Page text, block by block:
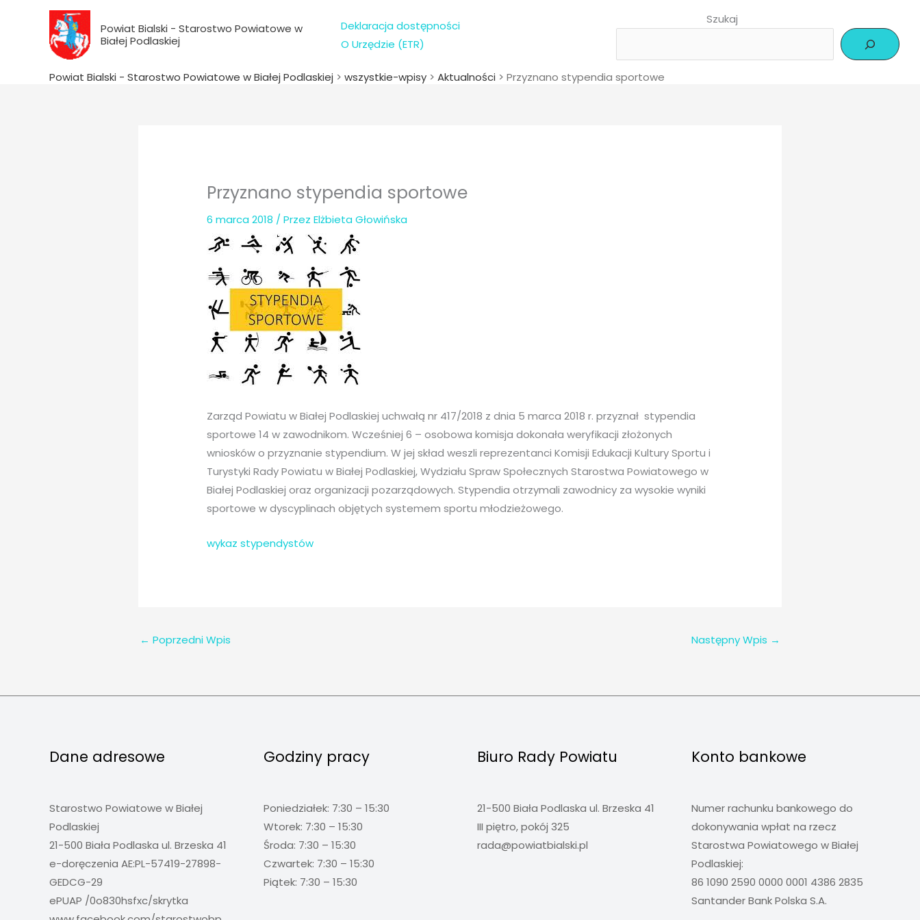
Powiat Bialski - Starostwo Powiatowe w
Białej Podlaskiej
Deklaracja dostępności
O Urzędzie (ETR)
Szukaj
Powiat Bialski - Starostwo Powiatowe w Białej Podlaskiej > wszystkie-wpisy > Aktualności > Przyznano stypendia sportowe
Przyznano stypendia sportowe
6 marca 2018 / PrzezElżbieta Głowińska
Zarząd Powiatu w Białej Podlaskiej uchwałą nr 417/2018 z dnia 5 marca 2018 r. przyznał stypendia
sportowe 14 w zawodnikom. Wcześniej 6 – osobowa komisja dokonała weryfikacji złożonych
wniosków o przyznanie stypendium. W jej skład weszli reprezentanci Komisji Edukacji Kultury Sportu i
Turystyki Rady Powiatu w Białej Podlaskiej, Wydziału Spraw Społecznych Starostwa Powiatowego w
Białej Podlaskiej oraz organizacji pozarządowych. Stypendia otrzymali zawodnicy za wysokie wyniki
sportowe w dyscyplinach objętych systemem sportu młodzieżowego.
wykaz stypendystów
← Poprzedni Wpis Następny Wpis →
Dane adresowe
Starostwo Powiatowe w Białej
Podlaskiej
21-500 Biała Podlaska ul. Brzeska 41
e-doręczenia AE:PL-57419-27898-
GEDCG-29
ePUAP /0o830hsfxc/skrytka
Godziny pracy
Poniedziałek: 7:30 – 15:30
Wtorek: 7:30 – 15:30
Środa: 7:30 – 15:30
Czwartek: 7:30 – 15:30
Piątek: 7:30 – 15:30
Biuro Rady Powiatu
21-500 Biała Podlaska ul. Brzeska 41
III piętro, pokój 325
rada@powiatbialski.pl
Konto bankowe
Numer rachunku bankowego do
dokonywania wpłat na rzecz
Starostwa Powiatowego w Białej
Podlaskiej:
86 1090 2590 0000 0001 4386 2835
Santander Bank Polska S.A.